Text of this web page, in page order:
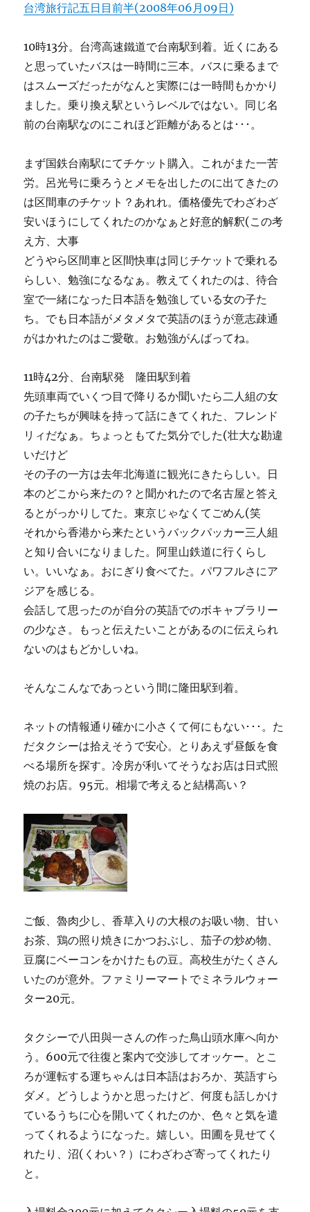
台湾旅行記五日目前半(2008年06月09日)
10時13分。台湾高速鐵道で台南駅到着。近くにある
と思っていたバスは一時間に三本。バスに乗るまで
はスムーズだったがなんと実際には一時間もかかり
ました。乗り換え駅というレベルではない。同じ名
前の台南駅なのにこれほど距離があるとは･･･。
まず国鉄台南駅にてチケット購入。これがまた一苦
労。呂光号に乗ろうとメモを出したのに出てきたの
は区間車のチケット？あれれ。価格優先でわざわざ
安いほうにしてくれたのかなぁと好意的解釈(この考
え方、大事
どうやら区間車と区間快車は同じチケットで乗れる
らしい、勉強になるなぁ。教えてくれたのは、待合
室で一緒になった日本語を勉強している女の子た
ち。でも日本語がメタメタで英語のほうが意志疎通
がはかれたのはご愛敬。お勉強がんばってね。
11時42分、台南駅発 隆田駅到着
先頭車両でいくつ目で降りるか聞いたら二人組の女
の子たちが興味を持って話にきてくれた、フレンド
リィだなぁ。ちょっともてた気分でした(壮大な勘違
いだけど
その子の一方は去年北海道に観光にきたらしい。日
本のどこから来たの？と聞かれたので名古屋と答え
るとがっかりしてた。東京じゃなくてごめん(笑
それから香港から来たというバックパッカー三人組
と知り合いになりました。阿里山鉄道に行くらし
い。いいなぁ。おにぎり食べてた。パワフルさにア
ジアを感じる。
会話して思ったのが自分の英語でのボキャブラリー
の少なさ。もっと伝えたいことがあるのに伝えられ
ないのはもどかしいね。
そんなこんなであっという間に隆田駅到着。
ネットの情報通り確かに小さくて何にもない･･･。た
だタクシーは拾えそうで安心。とりあえず昼飯を食
べる場所を探す。冷房が利いてそうなお店は日式照
焼のお店。95元。相場で考えると結構高い？
ご飯、魯肉少し、香草入りの大根のお吸い物、甘い
お茶、鶏の照り焼きにかつおぶし、茄子の炒め物、
豆腐にベーコンをかけたもの豆。高校生がたくさん
いたのが意外。ファミリーマートでミネラルウォー
ター20元。
タクシーで八田與一さんの作った鳥山頭水庫へ向か
う。600元で往復と案内で交渉してオッケー。とこ
ろが運転する運ちゃんは日本語はおろか、英語すら
ダメ。どうしようかと思ったけど、何度も話しかけ
ているうちに心を開いてくれたのか、色々と気を遣
ってくれるようになった。嬉しい。田圃を見せてく
れたり、沼(くわい？）にわざわざ寄ってくれたり
と。